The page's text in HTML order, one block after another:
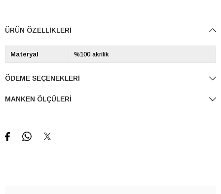
ÜRÜN ÖZELLIKLERI
Materyal %100 akrilik
ÖDEME SEÇENEKLERI
MANKEN ÖLÇÜLERI